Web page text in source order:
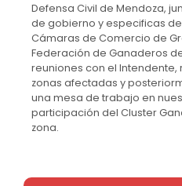
Defensa Civil de Mendoza,
de gobierno y especificas
Cámaras de Comercio de
Federación de Ganaderos
reuniones con el
zonas afectadas y
una mesa de trabajo en
participación del Cluster
zona.